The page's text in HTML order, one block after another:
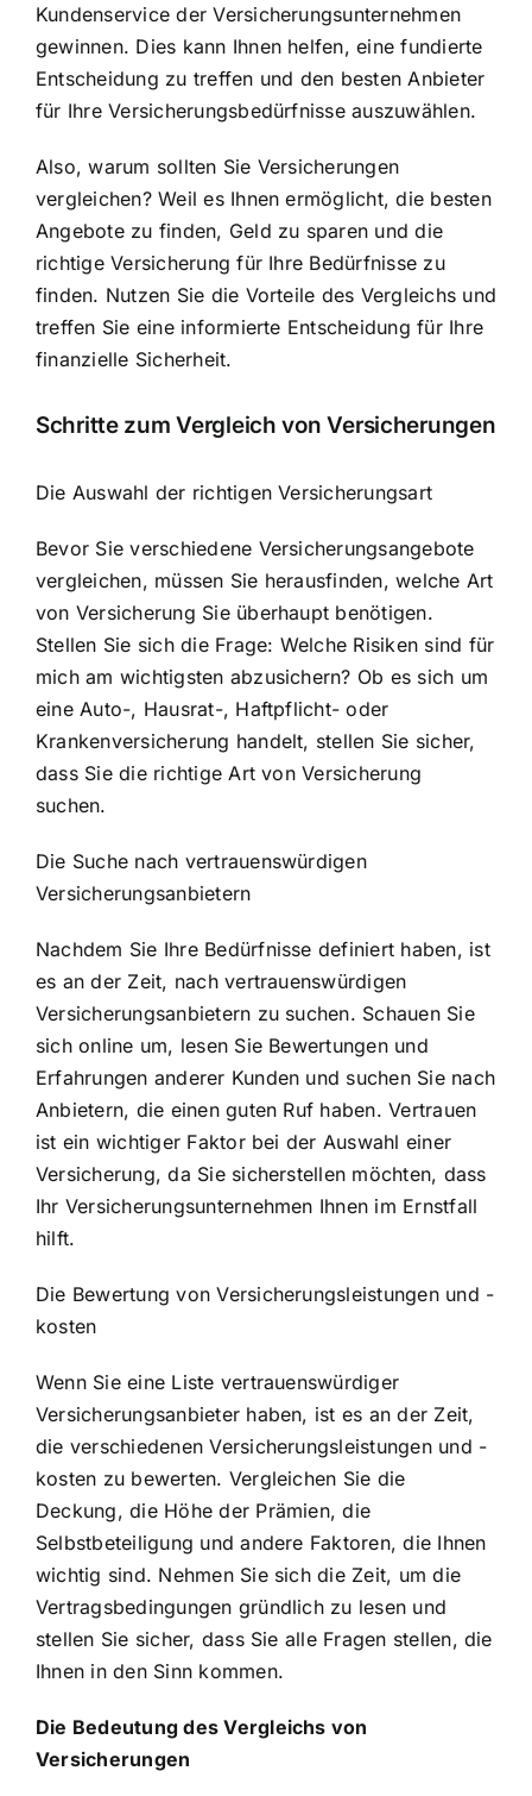
Kundenservice der Versicherungsunternehmen
gewinnen. Dies kann Ihnen helfen, eine fundierte
Entscheidung zu treffen und den besten Anbieter
für Ihre Versicherungsbedürfnisse auszuwählen.
Also, warum sollten Sie Versicherungen
vergleichen? Weil es Ihnen ermöglicht, die besten
Angebote zu finden, Geld zu sparen und die
richtige Versicherung für Ihre Bedürfnisse zu
finden. Nutzen Sie die Vorteile des Vergleichs und
treffen Sie eine informierte Entscheidung für Ihre
finanzielle Sicherheit.
Schritte zum Vergleich von Versicherungen
Die Auswahl der richtigen Versicherungsart
Bevor Sie verschiedene Versicherungsangebote
vergleichen, müssen Sie herausfinden, welche Art
von Versicherung Sie überhaupt benötigen.
Stellen Sie sich die Frage: Welche Risiken sind für
mich am wichtigsten abzusichern? Ob es sich um
eine Auto-, Hausrat-, Haftpflicht- oder
Krankenversicherung handelt, stellen Sie sicher,
dass Sie die richtige Art von Versicherung
suchen.
Die Suche nach vertrauenswürdigen
Versicherungsanbietern
Nachdem Sie Ihre Bedürfnisse definiert haben, ist
es an der Zeit, nach vertrauenswürdigen
Versicherungsanbietern zu suchen. Schauen Sie
sich online um, lesen Sie Bewertungen und
Erfahrungen anderer Kunden und suchen Sie nach
Anbietern, die einen guten Ruf haben. Vertrauen
ist ein wichtiger Faktor bei der Auswahl einer
Versicherung, da Sie sicherstellen möchten, dass
Ihr Versicherungsunternehmen Ihnen im Ernstfall
hilft.
Die Bewertung von Versicherungsleistungen und -
kosten
Wenn Sie eine Liste vertrauenswürdiger
Versicherungsanbieter haben, ist es an der Zeit,
die verschiedenen Versicherungsleistungen und -
kosten zu bewerten. Vergleichen Sie die
Deckung, die Höhe der Prämien, die
Selbstbeteiligung und andere Faktoren, die Ihnen
wichtig sind. Nehmen Sie sich die Zeit, um die
Vertragsbedingungen gründlich zu lesen und
stellen Sie sicher, dass Sie alle Fragen stellen, die
Ihnen in den Sinn kommen.
Die Bedeutung des Vergleichs von
Versicherungen